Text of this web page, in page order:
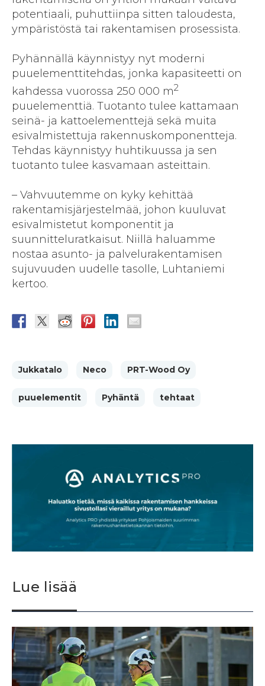
potentiaali, puhuttiinpa sitten taloudesta,
ympäristöstä tai rakentamisen prosessista.
Pyhännällä käynnistyy nyt moderni
puuelementtitehdas, jonka kapasiteetti on
kahdessa vuorossa 250 000 m2
puuelementtiä. Tuotanto tulee kattamaan
seinä- ja kattoelementtejä sekä muita
esivalmistettuja rakennuskomponentteja.
Tehdas käynnistyy huhtikuussa ja sen
tuotanto tulee kasvamaan asteittain.
– Vahvuutemme on kyky kehittää
rakentamisjärjestelmää, johon kuuluvat
esivalmistetut komponentit ja
suunnitteluratkaisut. Niillä haluamme
nostaa asunto- ja palvelurakentamisen
sujuvuuden uudelle tasolle, Luhtaniemi
kertoo.
Jukkatalo Neco PRT-Wood Oy
puuelementit Pyhäntä tehtaat
Lue lisää